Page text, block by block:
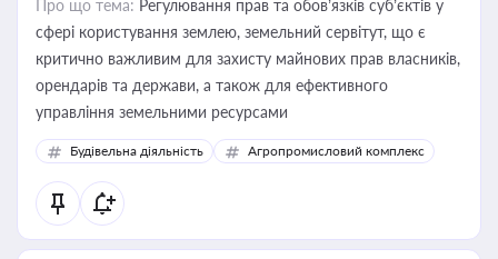
Про що тема: Регулювання прав та обов’язків суб’єктів у
сфері користування землею, земельний сервітут, що є
критично важливим для захисту майнових прав власників,
орендарів та держави, а також для ефективного
управління земельними ресурсами
Будівельна діяльність Агропромисловий комплекс